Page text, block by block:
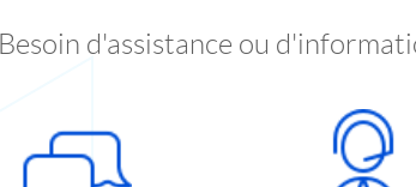
Besoin d'assistance ou